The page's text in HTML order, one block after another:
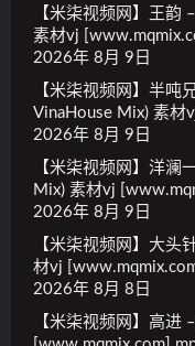
【米柒视频网】王韵
素材vj
2026年 8月 9日
【米柒视频网】半吨
VinaHouse Mix) 素材
2026年 8月 9日
【米柒视频网】洋澜
Mix) 素材vj
2026年 8月 9日
【米柒视频网】大头
材vj
2026年 8月 8日
【米柒视频网】高进